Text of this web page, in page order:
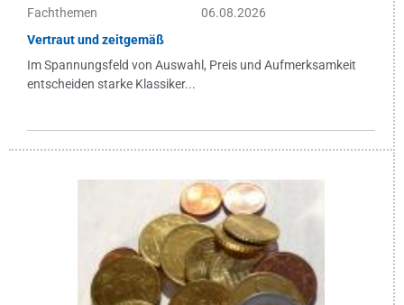
Fachthemen
06.08.2026
Vertraut und zeitgemäß
Im Spannungsfeld von Auswahl, Preis und Aufmerksamkeit
entscheiden starke Klassiker...